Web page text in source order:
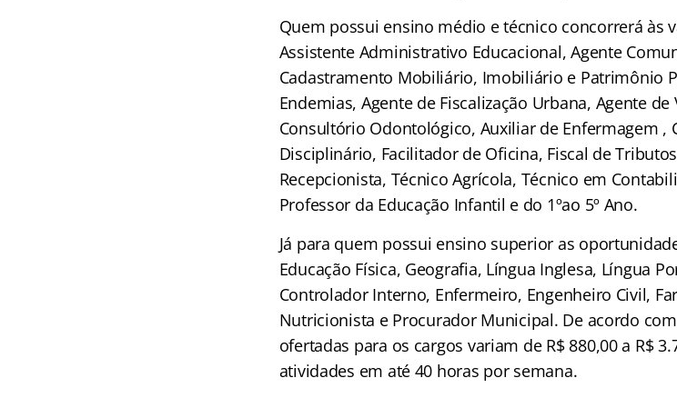
Quem possui ensino médio e técnico concorrerá às
Assistente Administrativo Educacional, Agente
Cadastramento Mobiliário, Imobiliário e Patrimônio
Endemias, Agente de Fiscalização Urbana, Agente
Consultório Odontológico, Auxiliar de Enfermagem ,
Disciplinário, Facilitador de Oficina, Fiscal de
Recepcionista, Técnico Agrícola, Técnico em
Professor da Educação Infantil e do 1ºao 5º Ano.
Já para quem possui ensino superior as
Educação Física, Geografia, Língua Inglesa, Língua
Controlador Interno, Enfermeiro, Engenheiro Civil,
Nutricionista e Procurador Municipal. De acordo
ofertadas para os cargos variam de R$ 880,00 a R$
atividades em até 40 horas por semana.